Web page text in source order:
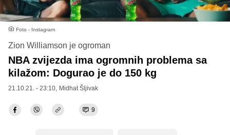
Foto - Instagram
Zion Williamson je ogroman
NBA zvijezda ima ogromnih problema sa
kilažom: Dogurao je do 150 kg
21.10.21. - 23:10, Midhat Šljivak
9